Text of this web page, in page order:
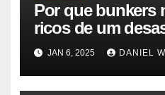
Por que bunkers
ricos de um
JAN 6, 2025 DANIEL